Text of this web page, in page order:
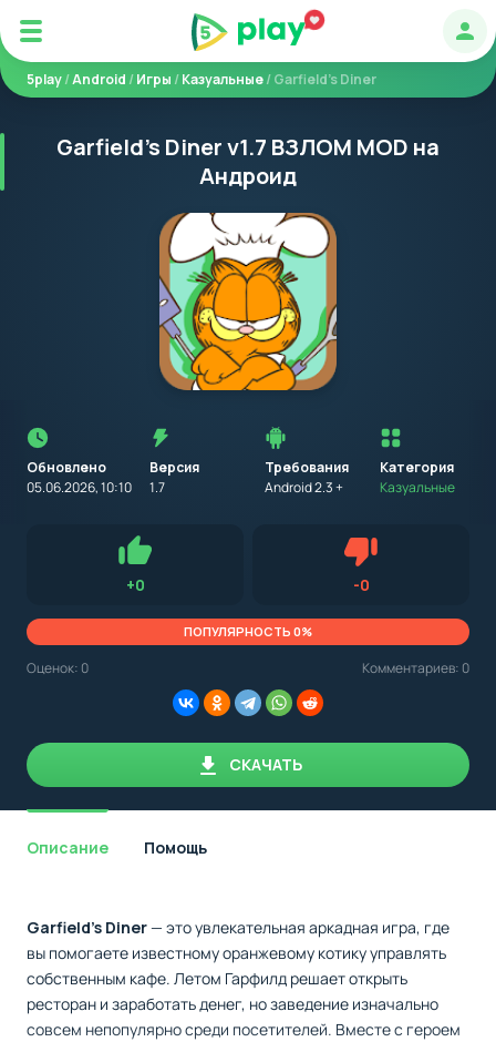
5play/Android /Игры /Казуальные/ Garfield's Diner
Garfield's Diner v1.7 ВЗЛОМ MOD на
Андроид
Обновлено
05.06.2026, 10:10
Версия
1.7
Требования
Android 2.3 +
установкой
приложения
на
устройство
с
указываем
минимальные
необходимые
Категория
Казуальные
обращать внимание на установленную версию Android
OS. Мы указываем минимально необходимую версию для
+0Нравится -0Не нравится
ПОПУЛЯРНОСТЬ 0%
Оценок: 0 Комментариев: 0
СКАЧАТЬ
Описание Помощь
Garfield's Diner— это увлекательная аркадная игра, где
вы помогаете известному оранжевому котику управлять
собственным кафе. Летом Гарфилд решает открыть
ресторан и заработать денег, но заведение изначально
совсем непопулярно среди посетителей. Вместе с героем